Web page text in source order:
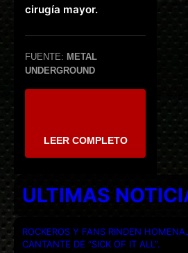
cirugía mayor.
FUENTE: METAL
UNDERGROUND
LEER COMPLETO
ULTIMAS
ROCKEROS Y FANS RINDEN
CANTANTE DE “SICK OF IT ALL”.